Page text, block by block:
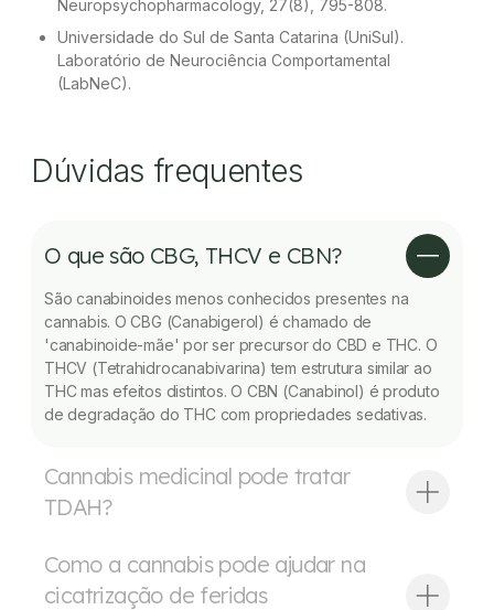
Neuropsychopharmacology, 27(8), 795-808.
Universidade do Sul de Santa Catarina (UniSul).
Laboratório de Neurociência Comportamental
(LabNeC).
Dúvidas frequentes
O que são CBG, THCV e CBN?
São canabinoides menos conhecidos presentes na
cannabis. O CBG (Canabigerol) é chamado de
'canabinoide-mãe' por ser precursor do CBD e THC. O
THCV (Tetrahidrocanabivarina) tem estrutura similar ao
THC mas efeitos distintos. O CBN (Canabinol) é produto
de degradação do THC com propriedades sedativas.
Cannabis medicinal pode tratar
TDAH?
Como a cannabis pode ajudar na
cicatrização de feridas